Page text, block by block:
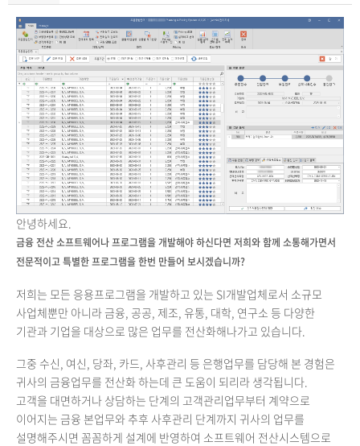
안녕하세요.
금융 전산 소프트웨어나 프로그램을 개발해야 하신다면 저희와 함께 소통해가면서
전문적이고 특별한 프로그램을 한번 만들어 보시겠습니까?​
저희는 모든 응용프로그램을 개발하고 있는 SI개발업체로서 소규모
사업체뿐만 아니라 금융, 공공, 제조, 유통, 대학, 연구소 등 다양한
기관과 기업을 대상으로 많은 업무를 전산화해나가고 있습니다.
그중 수신, 여신, 당좌, 카드, 사후관리 등 은행업무를 담당해 본 경험은
귀사의 금융업무를 전산화 하는데 큰 도움이 되리라 생각됩니다.
고객을 대면하거나 상담하는 단계의 고객관리업무부터 계약으로
이어지는 금융 본업무와 추후 사후관리 단계까지 귀사의 업무를
설명해주시면 꼼꼼하게 설계에 반영하여 소프트웨어 전산시스템으로